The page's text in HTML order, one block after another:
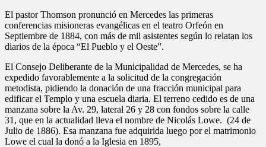
El pastor Thomson pronunció en Mercedes las primeras
conferencias misioneras evangélicas en el teatro Orfeón en
Septiembre de 1884, con más de mil asistentes según lo relatan los
diarios de la época “El Pueblo y el Oeste”.
El Consejo Deliberante de la Municipalidad de Mercedes, se ha
expedido favorablemente a la solicitud de la congregación
metodista, pidiendo la donación de una fracción municipal para
edificar el Templo y una escuela diaria. El terreno cedido es de una
manzana sobre la Av. 29, lateral 26 y 28 con fondos sobre la calle
31, que en la actualidad lleva el nombre de Nicolás Lowe. (24 de
Julio de 1886). Esa manzana fue adquirida luego por el matrimonio
Lowe el cual la donó a la Iglesia en 1895,